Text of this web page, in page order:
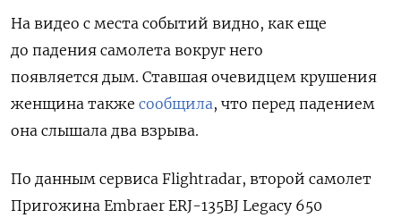
На видео с места событий видно, как еще
до падения самолета вокруг него
появляется дым. Ставшая очевидцем крушения
женщина также сообщила, что перед падением
она слышала два взрыва.
По данным сервиса Flightradar, второй самолет
Пригожина Embraer ERJ-135BJ Legacy 650